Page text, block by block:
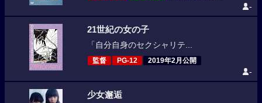
-
21世紀の女の子
「自分自身のセクシャリテ...
監督 PG-12 2019年2月公開
-
少女邂逅